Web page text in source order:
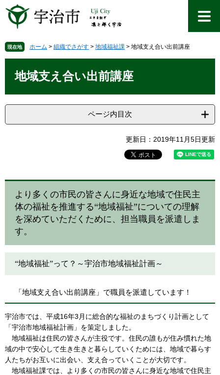
先を
文
現在地 ホーム > 組織でさがす > 地域福祉課 > 地域支え合い出前講座
地域支え合い出前講座
ページ内目次
更新日：2019年11月5日更新
より多くの市民の皆さんに身近な地域で住民主
体の福祉を推進する“地域福祉”についての理解
を深めていただくために、担当職員を派遣しま
す。
“地域福祉”って？～宇治市地域福祉計画～
「地域支え合い出前講座」で職員を派遣しています！
宇治市では、平成16年3月に総合的な福祉のまちづくり計画として
「宇治市地域福祉計画」を策定しました。
地域福祉は住民の皆さんが主役です。住民の誰もが住み慣れた地
域の中で安心して生き生きと暮らしていくためには、地域で暮らす
人たちがお互いに出会い、支え合っていくことが大切です。
地域福祉課では、より多くの市民の皆さんに身近な地域で住民主